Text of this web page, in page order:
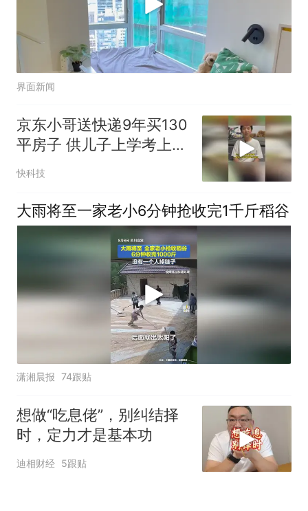
界面新闻
京东小哥送快递9年买130
平房子 供儿子上学考上了
清华大学
快科技
大雨将至一家老小6分钟抢收完1千斤稻谷
潇湘晨报 74跟贴
想做“吃息佬”，别纠结择
时，定力才是基本功
迪相财经 5跟贴